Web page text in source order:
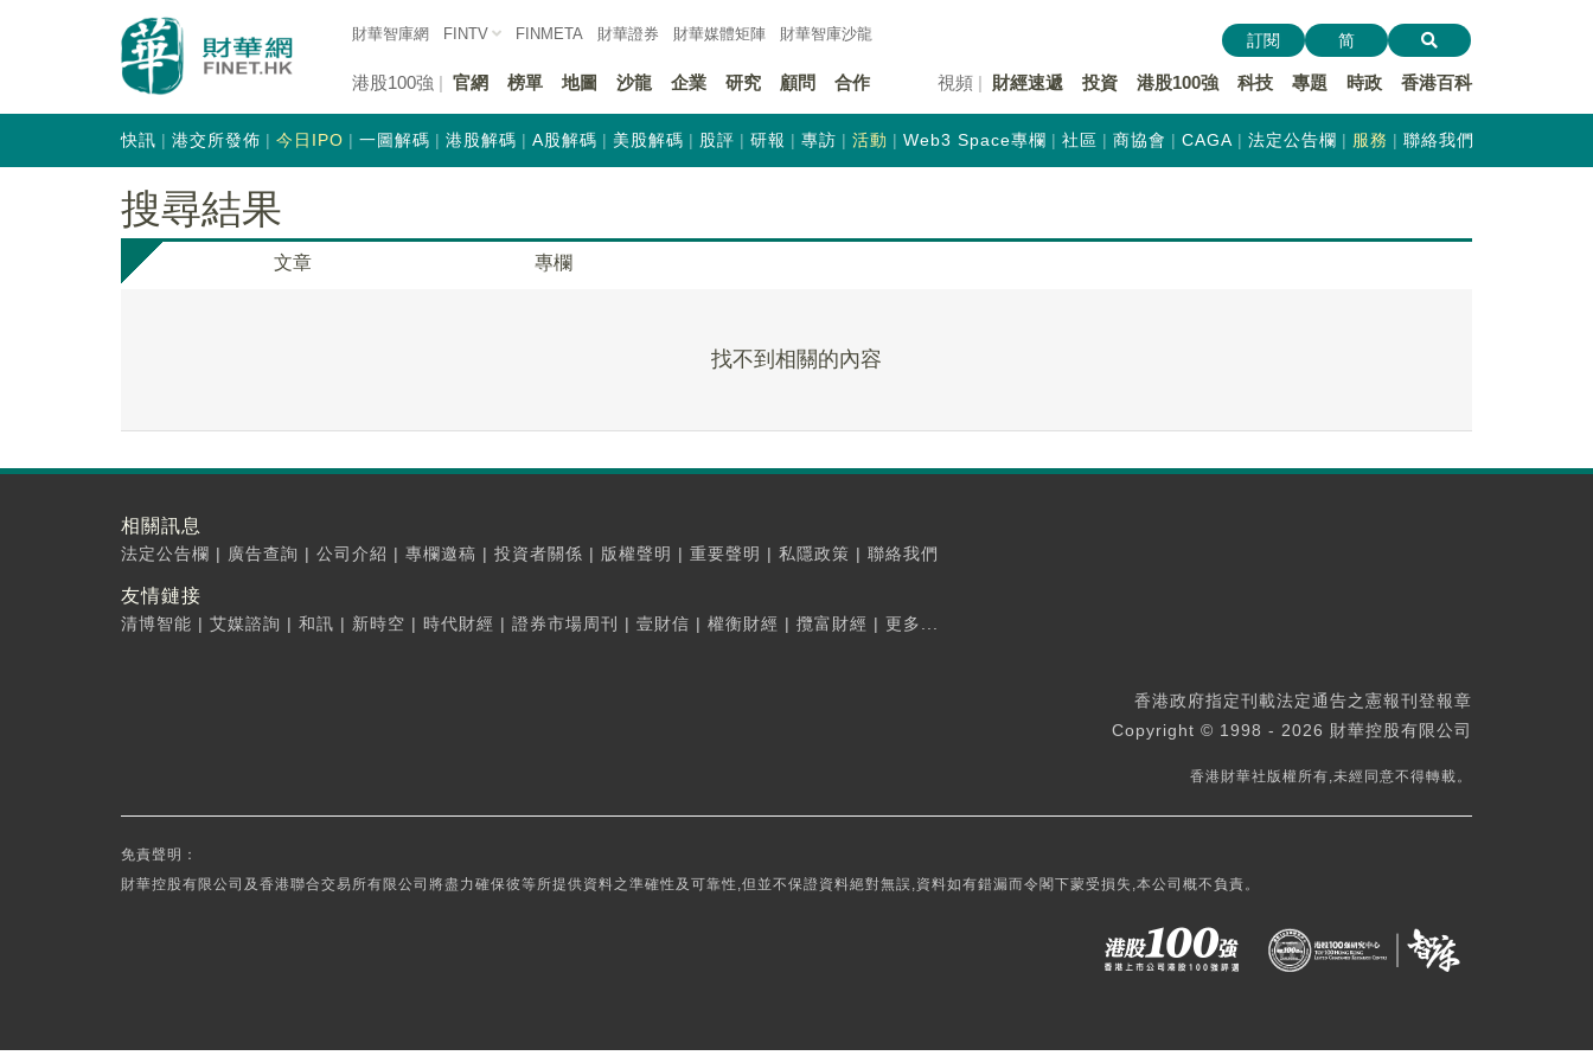
財華智庫網 FINTV FINMETA 財華證券 財華媒體矩陣 財華智庫沙龍
港股100強 官網 榜單 地圖 沙龍 企業 研究 顧問 合作 視頻 財經速遞 投資 港股100強 科技 專題 時政 香港百科
訂閱 简
快訊 港交所發佈 今日IPO 一圖解碼 港股解碼 A股解碼 美股解碼 股評 研報 專訪 活動 Web3 Space專欄 社區 商協會 CAGA 法定公告欄 服務 聯絡我們
搜尋結果
文章 專欄
找不到相關的內容
相關訊息
法定公告欄 | 廣告查詢 | 公司介紹 | 專欄邀稿 | 投資者關係 | 版權聲明 | 重要聲明 | 私隱政策 | 聯絡我們
友情鏈接
清博智能 | 艾媒諮詢 | 和訊 | 新時空 | 時代財經 | 證券市場周刊 | 壹財信 | 權衡財經 | 攬富財經 | 更多...
香港政府指定刊載法定通告之憲報刊登報章
Copyright © 1998 - 2026 財華控股有限公司
香港財華社版權所有,未經同意不得轉載。
免責聲明：
財華控股有限公司及香港聯合交易所有限公司將盡力確保彼等所提供資料之準確性及可靠性,但並不保證資料絕對無誤,資料如有錯漏而令閣下蒙受損失,本公司概不負責。